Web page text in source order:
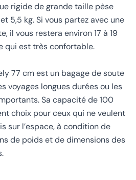
rigide de grande taille pèse
5,5 kg. Si vous partez avec une
il vous restera environ 17 à 19
qui est très confortable.
77 cm est un bagage de soute
voyages longues durées ou les
Sa capacité de 100
choix pour ceux qui ne veulent
sur l’espace, à condition de
de poids et de dimensions des